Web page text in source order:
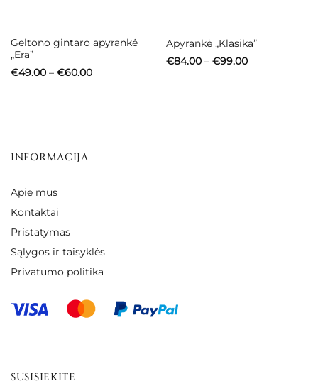
Geltono gintaro apyrankė
„Era”
€49.00 – €60.00Price
Apyrankė „Klasika”
€84.00 – €99.00Price
INFORMACIJA
Apie mus
Kontaktai
Pristatymas
Sąlygos ir taisyklės
Privatumo politika
SUSISIEKITE